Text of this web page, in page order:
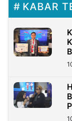
KABAR